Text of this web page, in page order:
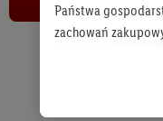
Państwa
zachowań